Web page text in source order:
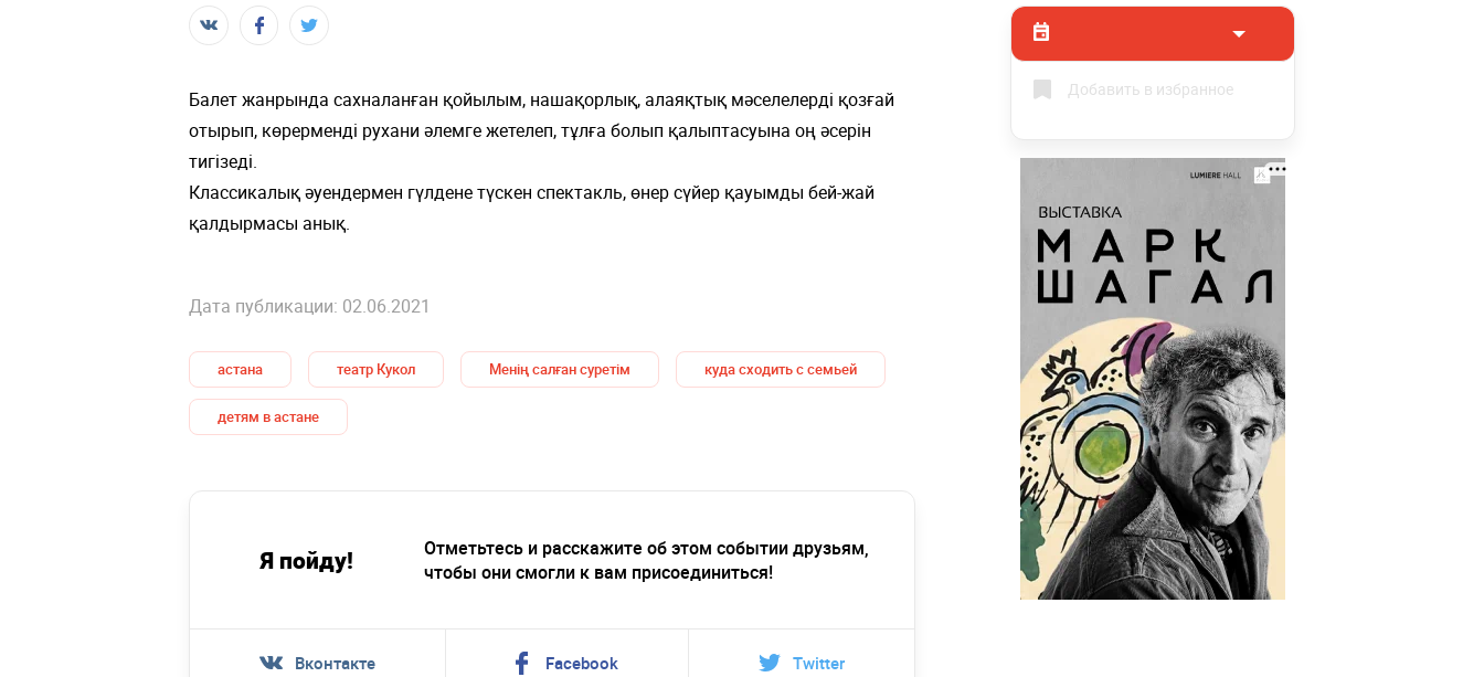
Добавить в избранное
Балет жанрында сахналанған қойылым, нашақорлық, алаяқтық мәселелерді қозғай
отырып, көрерменді рухани әлемге жетелеп, тұлға болып қалыптасуына оң әсерін
тигізеді.
Классикалық әуендермен гүлдене түскен спектакль, өнер сүйер қауымды бей-жай
қалдырмасы анық.
Дата публикации: 02.06.2021
астана театр Кукол Менің салған суретім куда сходить с семьей
детям в астане
Я пойду!
Отметьтесь и расскажите об этом событии друзьям,
чтобы они смогли к вам присоединиться!
Вконтакте Facebook Twitter